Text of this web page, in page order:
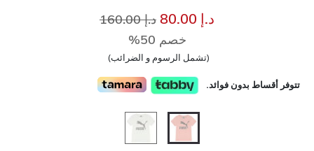
د.إ 80.00 سعر مخفض مند.إ 160.00
خصم 50%
(تشمل الرسوم و الضرائب)
تتوفر أقساط بدون فوائد.